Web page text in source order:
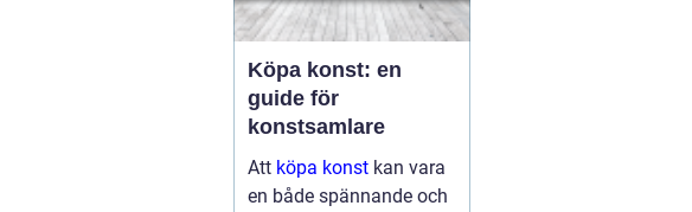
Köpa konst: en
guide för
konstsamlare
Att köpa konst kan vara
en både spännande och